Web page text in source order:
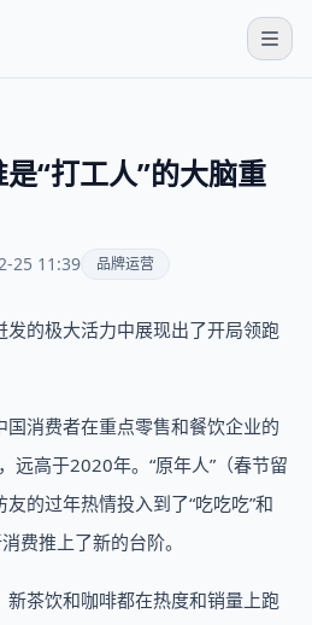
“打工人”的大脑重
25 11:39 品牌运营
的极大活力中展现出了开局领跑
消费者在重点零售和餐饮企业的
远高于2020年。“原年人”（春节留
的过年热情投入到了“吃吃吃”和
费推上了新的台阶。
茶饮和咖啡都在热度和销量上跑